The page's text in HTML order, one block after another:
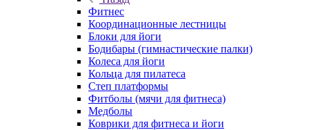
Фитнес
Координационные лестницы
Блоки для йоги
Бодибары (гимнастические палки)
Колеса для йоги
Кольца для пилатеса
Степ платформы
Фитболы (мячи для фитнеса)
Медболы
Коврики для фитнеса и йоги